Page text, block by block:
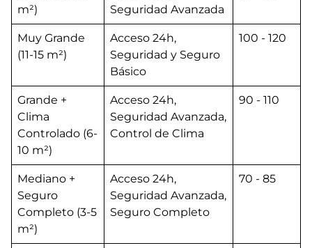
m²)
Seguridad Avanzada
Muy Grande
(11-15 m²)
Acceso 24h,
Seguridad y Seguro
Básico
100 - 120
Grande +
Clima
Controlado (6-
10 m²)
Acceso 24h,
Seguridad Avanzada,
Control de Clima
90 - 110
Mediano +
Seguro
Completo (3-5
m²)
Acceso 24h,
Seguridad Avanzada,
Seguro Completo
70 - 85